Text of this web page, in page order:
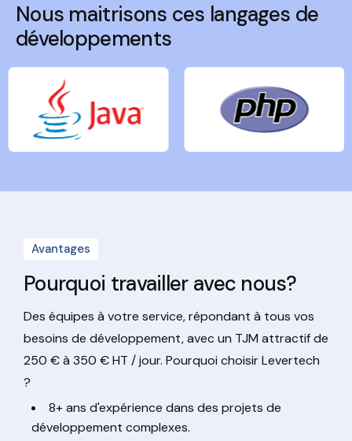
Nous maitrisons ces langages de
développements
Avantages
Pourquoi travailler avec nous?
Des équipes à votre service, répondant à tous vos
besoins de développement, avec un TJM attractif de
250 € à 350 € HT / jour. Pourquoi choisir Levertech
?
8+ ans d'expérience dans des projets de
développement complexes.